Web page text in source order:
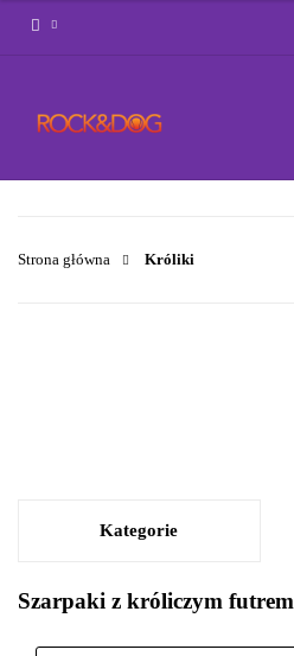
Strona główna Króliki
Kategorie
Szarpaki z króliczym futrem